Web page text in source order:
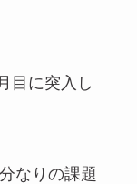
目に突入し
なりの課題